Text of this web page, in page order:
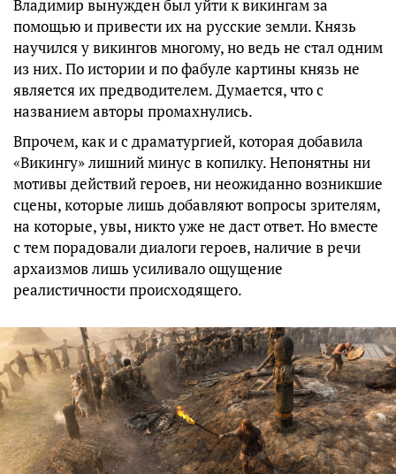
Владимир вынужден был уйти к викингам за
помощью и привести их на русские земли. Князь
научился у викингов многому, но ведь не стал одним
из них. По истории и по фабуле картины князь не
является их предводителем. Думается, что с
названием авторы промахнулись.
Впрочем, как и с драматургией, которая добавила
«Викингу» лишний минус в копилку. Непонятны ни
мотивы действий героев, ни неожиданно возникшие
сцены, которые лишь добавляют вопросы зрителям,
на которые, увы, никто уже не даст ответ. Но вместе
с тем порадовали диалоги героев, наличие в речи
архаизмов лишь усиливало ощущение
реалистичности происходящего.